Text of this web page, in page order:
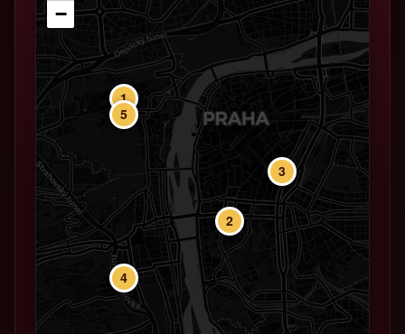
1
2
3
4
5
−